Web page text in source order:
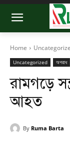
Home
Uncategorized অপরাধ
রামগড়ে
আহত
By Ruma Barta